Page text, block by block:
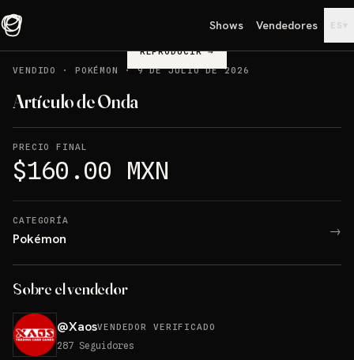
Shows Vendedores ES ▾
REPRODUCIR→
VENDIDO
· POKÉMON ·9 DE JULIO DE 2026
Artículo de Onda
PRECIO FINAL
$160.00 MXN
CATEGORÍA
Pokémon →
Sobre el vendedor
@XaosVENDEDOR VERIFICADO
287 Seguidores